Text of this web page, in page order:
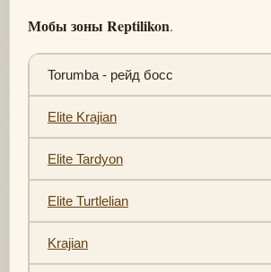
Мобы зоны Reptilikon.
Torumba - рейд босс
Elite Krajian
Elite Tardyon
Elite Turtlelian
Krajian